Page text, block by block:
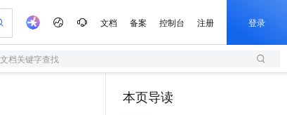
文档 备案 控制台 注册 登录
档关键字查找
本页导读
炼
轻量应用服务器
一句话生成原生可编辑精美 PPT 文稿
AI 活动
AI 生产力先锋
阿里云 OPC 创新助力计划
专业服务
服务伙伴合作计划
Al MaaS 服务伙伴赋能合作
开发者社区
加入我们